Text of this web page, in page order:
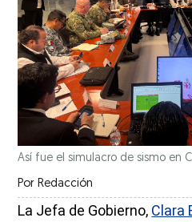
Así fue el simulacro de sismo en
Por Redacción
La Jefa de Gobierno, Clara